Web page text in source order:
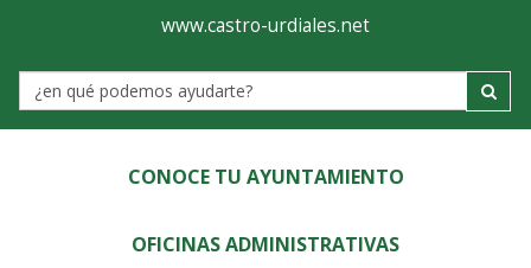
Ayuntamiento
de
Castro-
Urdiales
www.castro-urdiales.net
Label
CONOCE TU AYUNTAMIENTO
OFICINAS ADMINISTRATIVAS